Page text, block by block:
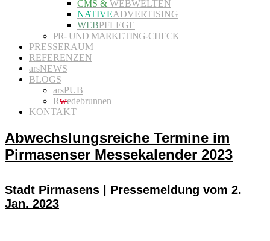
CMS & WEBWELTEN
NATIVEADVERTISING
WEBPFLEGE
PR- UND MARKETING-CHECK
PRESSERAUM
REFERENZEN
arsNEWS
BLOGS
arsPUB
Rwedebrunnen
KONTAKT
Abwechslungsreiche Termine im
Pirmasenser Messekalender 2023
Stadt Pirmasens | Pressemeldung vom 2.
Jan. 2023